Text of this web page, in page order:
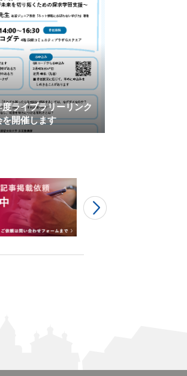
度ライブラリーリンク
開催します